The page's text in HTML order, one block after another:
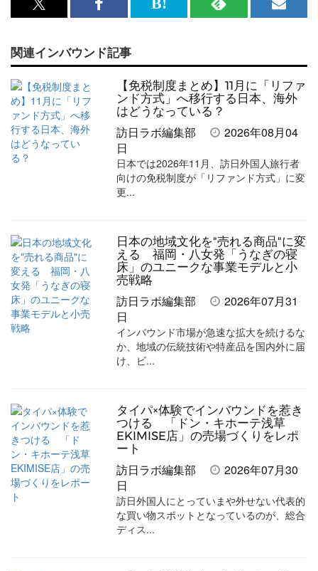
x<br>
記
事
を
シ
ェ
Facebook<br>
記
は
ブ
ッ
ク
ー
ク
追
加
RSS
事
を
購
す
る
メ
ガ
登
録
る
関連インバウンド記事
【免税制度まとめ】11月に「リファ
ンド方式」へ移行する日本、海外
はどうなっている？
訪日ラボ編集部
2026年08月04
日
日本では2026年11月、訪日外国人旅行者
向けの免税制度が「リファンド方式」に変
更...
日本の地域文化を"売れる商品"に変
える 福岡・八女発「うなぎの寝
床」のユニークな事業モデルと小
売戦略
訪日ラボ編集部
2026年07月31
日
インバウンド市場が急速な拡大を続けるな
か、地域の伝統技術や特産品を国内外に届
け、ビ...
タイパ×体験でインバウンドを惹き
つける 「ドン・キホーテ浅草
EKIMISE店」の売場づくりをレポ
ート
訪日ラボ編集部
2026年07月30
日
訪日外国人にとっていまや外せない代表的
な買い物スポットとなっているのが、総合
ディス...